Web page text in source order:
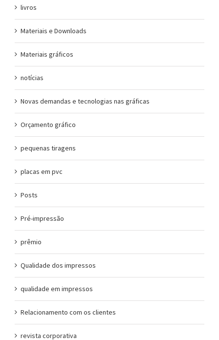
livros
Materiais e Downloads
Materiais gráficos
notícias
Novas demandas e tecnologias nas gráficas
Orçamento gráfico
pequenas tiragens
placas em pvc
Posts
Pré-impressão
prêmio
Qualidade dos impressos
qualidade em impressos
Relacionamento com os clientes
revista corporativa